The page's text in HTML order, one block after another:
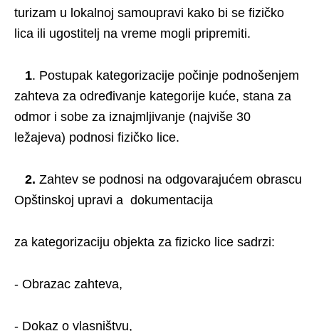
turizam u lokalnoj samoupravi kako bi se fizičko
lica ili ugostitelj na vreme mogli pripremiti.
1. Postupak kategorizacije počinje podnošenjem
zahteva za određivanje kategorije kuće, stana za
odmor i sobe za iznajmljivanje (najviše 30
ležajeva) podnosi fizičko lice.
2. Zahtev se podnosi na odgovarajućem obrascu
Opštinskoj upravi a dokumentacija
za kategorizaciju objekta za fizicko lice sadrzi:
- Obrazac zahteva,
- Dokaz o vlasništvu,